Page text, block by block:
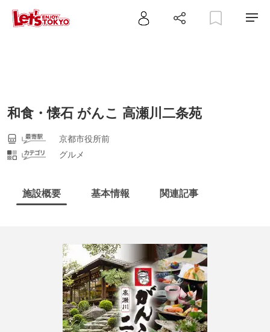
和食・懐石 がんこ 高瀬川二条苑
京都市役所前
グルメ
施設概要 基本情報 関連記事